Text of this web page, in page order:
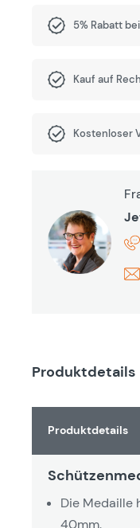
5% Rabatt
Kauf auf
Kostenloser
Produktdetails
Produktdetails
Die Medaille
40mm.